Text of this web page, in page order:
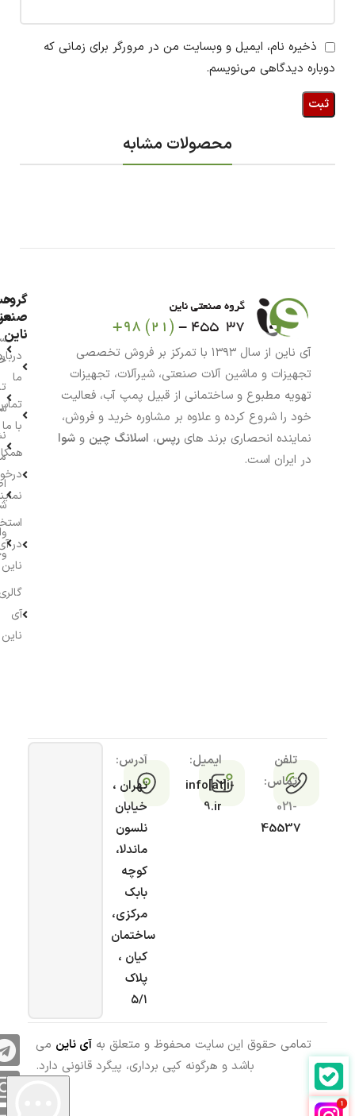
ذخیره نام، ایمیل و وبسایت من در مرورگر برای زمانی که
دوباره دیدگاهی می‌نویسم.
محصولات مشابه
آی ناین از سال ۱۳۹۳ با تمرکز بر فروش تخصصی
تجهیزات و ماشین آلات صنعتی، شیرآلات، تجهیزات
تهویه مطبوع و ساختمانی از قبیل پمپ آب، فعالیت
خود را شروع کرده و علاوه بر مشاوره خرید و فروش،
نماینده انحصاری برند های رپس، اسلانگ چین و شوا
در ایران است.
گروه
ناین
ما
با ما
در
ناین
آی
ناین
تلفن
تماس:
021-
45537
ایمیل:
info[at]i-
9.ir
آدرس:
تهران ،
خیابان
نلسون
ماندلا،
کوچه
بابک
مرکزی،
ساختمان
کیان ،
پلاک
۵/۱
تمامی حقوق این سایت محفوظ و متعلق به آی ناین می
باشد و هرگونه کپی برداری، پیگرد قانونی دارد.